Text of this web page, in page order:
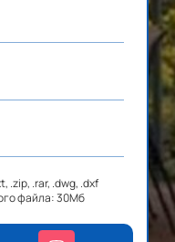
.zip, .rar, .dwg, .dxf
файла: 30Мб